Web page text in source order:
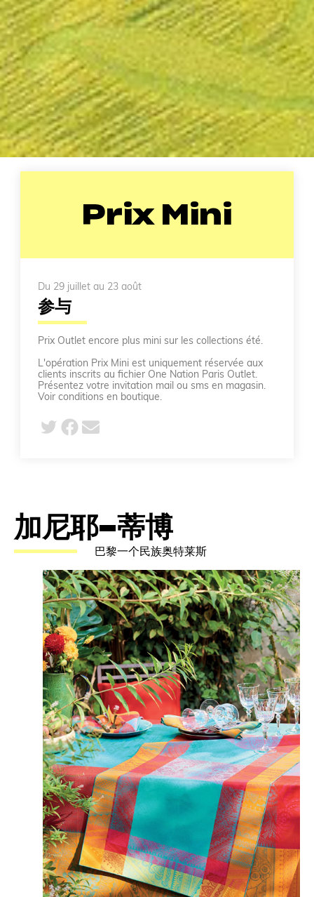
Prix Mini
Du 29 juillet au 23 août
参与
Prix Outlet encore plus mini sur les collections été.
L'opération Prix Mini est uniquement réservée aux
clients inscrits au fichier One Nation Paris Outlet.
Présentez votre invitation mail ou sms en magasin.
Voir conditions en boutique.
加尼耶-蒂博
巴黎一个民族奥特莱斯